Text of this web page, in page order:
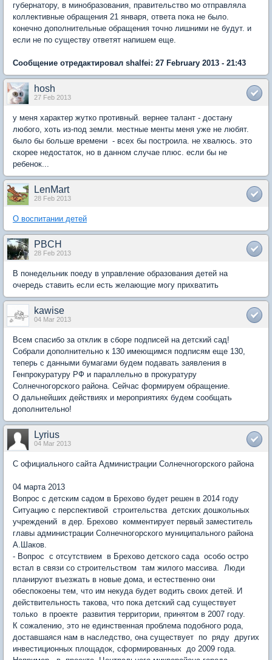
губернатору, в минобразования, правительство мо отправляла
коллективные обращения 21 января, ответа пока не было.
конечно дополнительные обращения точно лишними не будут. и
если не по существу ответят напишем еще.
Сообщение отредактировал shalfei: 27 February 2013 - 21:43
hosh
27 Feb 2013
у меня характер жутко противный. вернее талант - достану
любого, хоть из-под земли. местные менты меня уже не любят.
было бы больше времени - всех бы построила. не хвалюсь. это
скорее недостаток, но в данном случае плюс. если бы не
ребенок...
LenMart
28 Feb 2013
О воспитании детей
PBCH
28 Feb 2013
В понедельник поеду в управление образования детей на
очередь ставить если есть желающие могу прихватить
kawise
04 Mar 2013
Всем спасибо за отклик в сборе подписей на детский сад!
Собрали дополнительно к 130 имеющимся подписям еще 130,
теперь с данными бумагами будем подавать заявления в
Генпрокуратуру РФ и параллельно в прокуратуру
Солнечногорского района. Сейчас формируем обращение.
О дальнейших действиях и мероприятиях будем сообщать
дополнительно!
Lyrius
04 Mar 2013
С официального сайта Администрации Солнечногорского района
04 марта 2013
Вопрос с детским садом в Брехово будет решен в 2014 году
Ситуацию с перспективой строительства детских дошкольных
учреждений в дер. Брехово комментирует первый заместитель
главы администрации Солнечногорского муниципального района
А.Шаков.
- Вопрос с отсутствием в Брехово детского сада особо остро
встал в связи со строительством там жилого массива. Люди
планируют въезжать в новые дома, и естественно они
обеспокоены тем, что им некуда будет водить своих детей. И
действительность такова, что пока детский сад существует
только в проекте развития территории, принятом в 2007 году.
К сожалению, это не единственная проблема подобного рода,
доставшаяся нам в наследство, она существует по ряду других
инвестиционных площадок, сформированных до 2009 года.